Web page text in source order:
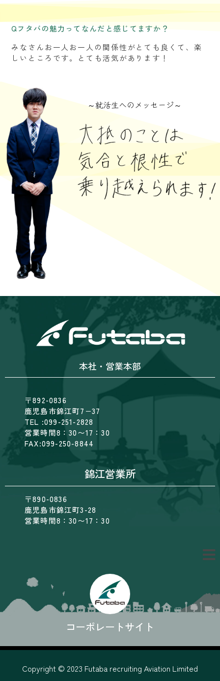
Qフタバの魅力ってなんだと感じてますか？
みなさんお一人お一人の関係性がとても良くて、楽
しいところです。とても活気があります！
～就活生へのメッセージ～
本社・営業本部
〒892-0836
鹿児島市錦江町7−37
TEL :099-251-2828
営業時間8：30〜17：30
FAX:099-250-8844
錦江営業所
〒890-0836
鹿児島市錦江町3-28
営業時間8：30〜17：30
コーポレートサイト
Copyright © 2023 Futaba recruiting Aviation Limited